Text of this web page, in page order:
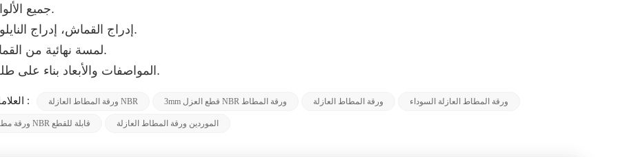
جميع الألوان المتاحة.
إدراج القماش، إدراج النايلون المتاحة.
لمسة نهائية من القماش متاحة.
المواصفات والأبعاد بناء على طلب العميل.
العلامات الساخنة : ورقة المطاط العازلة NBR 3mm قطع العزل NBR ورقة المطاط ورقة المطاط العازلة ورقة المطاط العازلة السوداء
ورقة مطاطية عازلة NBR قابلة للقطع الموردين ورقة المطاط العازلة